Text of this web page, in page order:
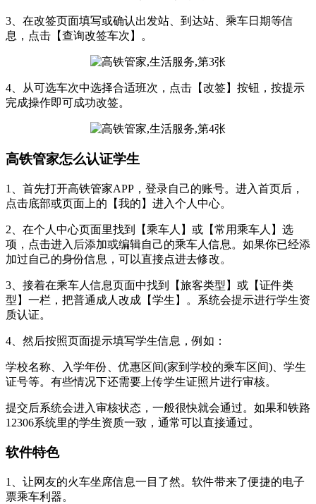
3、在改签页面填写或确认出发站、到达站、乘车日期等信
息，点击【查询改签车次】。
4、从可选车次中选择合适班次，点击【改签】按钮，按提示
完成操作即可成功改签。
高铁管家怎么认证学生
1、首先打开高铁管家APP，登录自己的账号。进入首页后，
点击底部或页面上的【我的】进入个人中心。
2、在个人中心页面里找到【乘车人】或【常用乘车人】选
项，点击进入后添加或编辑自己的乘车人信息。如果你已经添
加过自己的身份信息，可以直接点进去修改。
3、接着在乘车人信息页面中找到【旅客类型】或【证件类
型】一栏，把普通成人改成【学生】。系统会提示进行学生资
质认证。
4、然后按照页面提示填写学生信息，例如：
学校名称、入学年份、优惠区间(家到学校的乘车区间)、学生
证号等。有些情况下还需要上传学生证照片进行审核。
提交后系统会进入审核状态，一般很快就会通过。如果和铁路
12306系统里的学生资质一致，通常可以直接通过。
软件特色
1、让网友的火车坐席信息一目了然。软件带来了便捷的电子
票乘车利器。